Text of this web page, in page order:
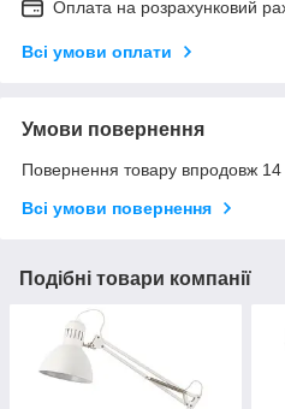
Оплата на розрахунковий
Всі умови оплати
Умови повернення
Повернення товару впродовж 14
Всі умови повернення
Подібні товари компанії